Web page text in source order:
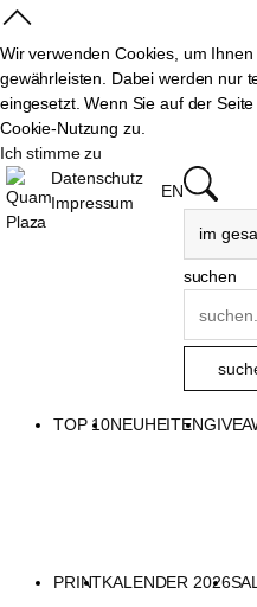
Wir verwenden Cookies, um
gewährleisten. Dabei werden nur
eingesetzt. Wenn Sie auf der
Cookie-Nutzung zu.
Ich stimme zu
Datenschutz
Impressum
EN
suchen
TOP 10NEUHEITEN
PRINTKALENDER 2026